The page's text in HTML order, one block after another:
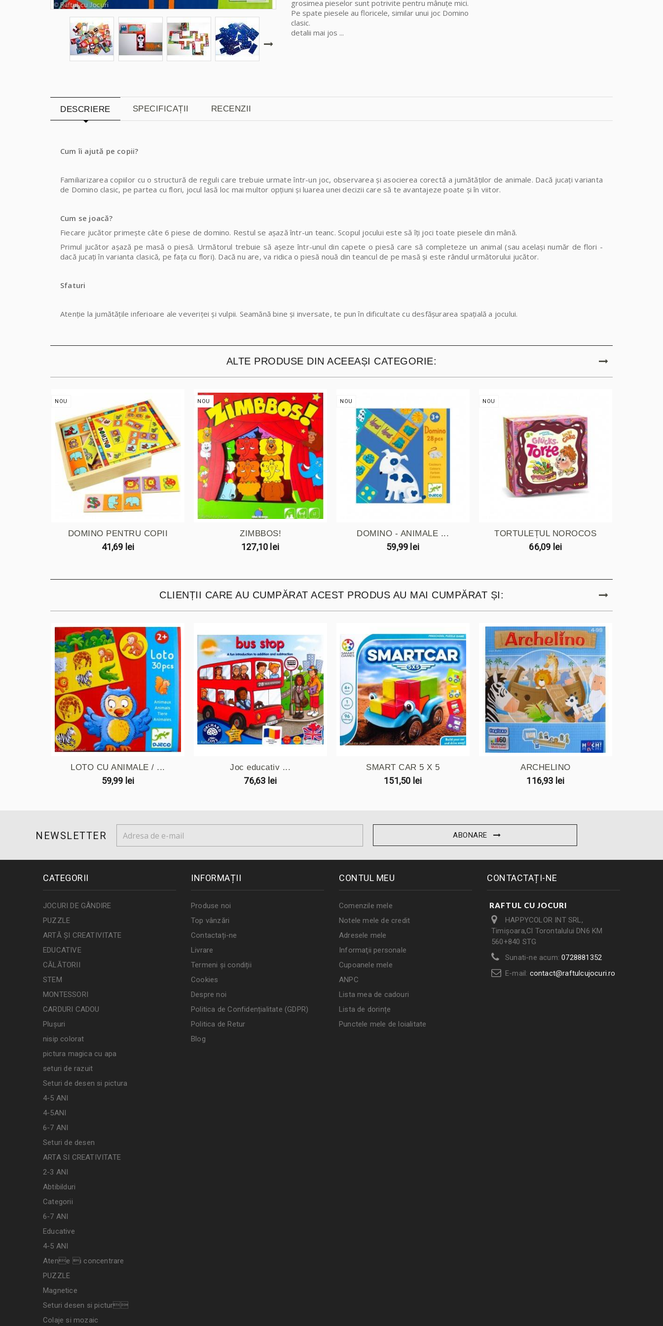
grosimea pieselor sunt potrivite pentru mânuțe mici.
Pe spate piesele au floricele, similar unui joc Domino
clasic.
detalii mai jos ...
DESCRIERE SPECIFICAȚII RECENZII
Cum îi ajută pe copii?
Familiarizarea copiilor cu o structură de reguli care trebuie urmate într-un joc, observarea și asocierea corectă a jumătăților de animale. Dacă jucați varianta
de Domino clasic, pe partea cu flori, jocul lasă loc mai multor opțiuni și luarea unei decizii care să te avantajeze poate și în viitor.
Cum se joacă?
Fiecare jucător primește câte 6 piese de domino. Restul se așază într-un teanc. Scopul jocului este să îți joci toate piesele din mână.
Primul jucător așază pe masă o piesă. Următorul trebuie să așeze într-unul din capete o piesă care să completeze un animal (sau același număr de flori -
dacă jucați în varianta clasică, pe fața cu flori). Dacă nu are, va ridica o piesă nouă din teancul de pe masă și este rândul următorului jucător.
Sfaturi
Atenție la jumătățile inferioare ale veveriței și vulpii. Seamănă bine și inversate, te pun în dificultate cu desfășurarea spațială a jocului.
ALTE PRODUSE DIN ACEEAȘI CATEGORIE:
NOU
DOMINO PENTRU COPII
41,69 lei
NOU
ZIMBBOS!
127,10 lei
NOU
DOMINO - ANIMALE ...
59,99 lei
NOU
TORTULEȚUL NOROCOS
66,09 lei
CLIENȚII CARE AU CUMPĂRAT ACEST PRODUS AU MAI CUMPĂRAT ȘI:
LOTO CU ANIMALE / ...
59,99 lei
Joc educativ ...
76,63 lei
SMART CAR 5 X 5
151,50 lei
ARCHELINO
116,93 lei
NEWSLETTER ABONARE
CATEGORII
JOCURI DE GÂNDIRE
PUZZLE
ARTĂ ȘI CREATIVITATE
EDUCATIVE
CĂLĂTORII
STEM
MONTESSORI
CARDURI CADOU
Plușuri
nisip colorat
pictura magica cu apa
seturi de razuit
Seturi de desen si pictura
4-5 ANI
4-5ANI
6-7 ANI
Seturi de desen
ARTA SI CREATIVITATE
2-3 ANI
Abtibilduri
Categorii
6-7 ANI
Educative
4-5 ANI
Atene i concentrare
PUZZLE
Magnetice
Seturi desen si pictur
Colaje si mozaic
INFORMAȚII
Produse noi
Top vânzări
Contactați-ne
Livrare
Termeni și condiții
Cookies
Despre noi
Politica de Confidențialitate (GDPR)
Politica de Retur
Blog
CONTUL MEU
Comenzile mele
Notele mele de credit
Adresele mele
Informaţii personale
Cupoanele mele
ANPC
Lista mea de cadouri
Lista de dorințe
Punctele mele de loialitate
CONTACTAȚI-NE
RAFTUL CU JOCURI
HAPPYCOLOR INT SRL,
Timișoara,Cl Torontalului DN6 KM
560+840 STG
Sunati-ne acum:0728881352
E-mail: contact@raftulcujocuri.ro